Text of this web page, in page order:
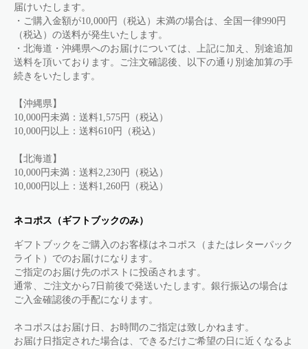
届けいたします。
・ご購入金額が10,000円（税込）未満の場合は、全国一律990円
（税込）の送料が発生いたします。
・北海道・沖縄県へのお届けについては、上記に加え、別途追加
送料を頂いております。ご注文確認後、以下の通り別途加算の手
続きをいたします。
【沖縄県】
10,000円未満：送料1,575円（税込）
10,000円以上：送料610円（税込）
【北海道】
10,000円未満：送料2,230円（税込）
10,000円以上：送料1,260円（税込）
ネコポス（ギフトブックのみ）
ギフトブックをご購入のお客様はネコポス（またはレターパック
ライト）でのお届けになります。
ご指定のお届け先のポストに投函されます。
通常、ご注文から7日前後で発送いたします。銀行振込の場合は
ご入金確認後の手配になります。
ネコポスはお届け日、お時間のご指定は致しかねます。
お届け日指定された場合は、できるだけご希望の日に近くなるよ